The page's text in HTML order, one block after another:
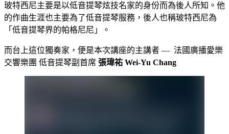
玻特西尼主要是以低音提琴炫技名家的身份而為後人所知。他
的作曲生涯也主要為了低音提琴服務，後人也稱玻特西尼為
「低音提琴界的帕格尼尼 」。
而台上這位獨奏家，便是本次講座的主講者 — 法國廣播愛樂
交響樂團 低音提琴副首席 張瑋祐 Wei-Yu Chang